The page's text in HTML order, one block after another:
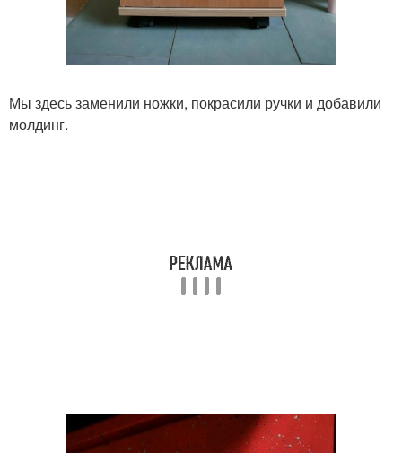
Мы здесь заменили ножки, покрасили ручки и добавили
молдинг.